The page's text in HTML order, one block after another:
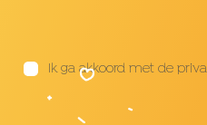
Ik ga akkoord met de